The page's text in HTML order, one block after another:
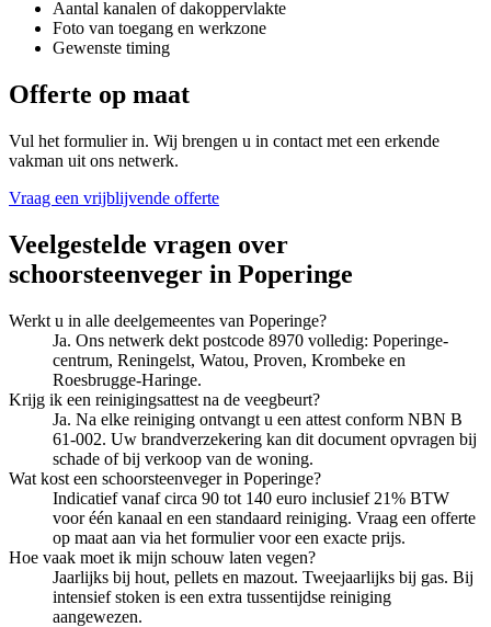
Aantal kanalen of dakoppervlakte
Foto van toegang en werkzone
Gewenste timing
Offerte op maat
Vul het formulier in. Wij brengen u in contact met een erkende
vakman uit ons netwerk.
Vraag een vrijblijvende offerte
Veelgestelde vragen over
schoorsteenveger in Poperinge
Werkt u in alle deelgemeentes van Poperinge?
Ja. Ons netwerk dekt postcode 8970 volledig: Poperinge-
centrum, Reningelst, Watou, Proven, Krombeke en
Roesbrugge-Haringe.
Krijg ik een reinigingsattest na de veegbeurt?
Ja. Na elke reiniging ontvangt u een attest conform NBN B
61-002. Uw brandverzekering kan dit document opvragen bij
schade of bij verkoop van de woning.
Wat kost een schoorsteenveger in Poperinge?
Indicatief vanaf circa 90 tot 140 euro inclusief 21% BTW
voor één kanaal en een standaard reiniging. Vraag een offerte
op maat aan via het formulier voor een exacte prijs.
Hoe vaak moet ik mijn schouw laten vegen?
Jaarlijks bij hout, pellets en mazout. Tweejaarlijks bij gas. Bij
intensief stoken is een extra tussentijdse reiniging
aangewezen.